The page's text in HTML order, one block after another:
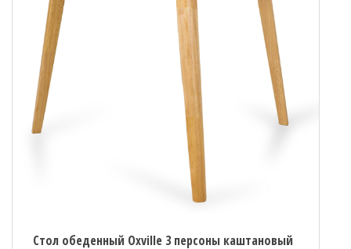
Стол обеденный Oxville 3 персоны каштановый